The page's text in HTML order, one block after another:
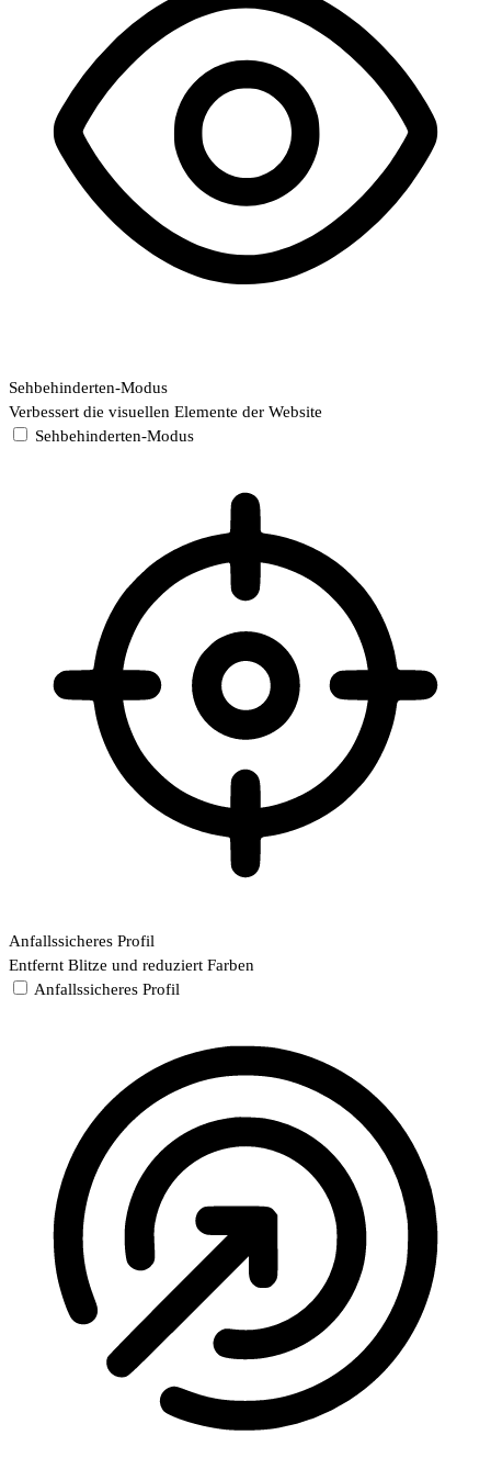
Sehbehinderten-Modus
Verbessert die visuellen Elemente der Website
Sehbehinderten-Modus
Anfallssicheres Profil
Entfernt Blitze und reduziert Farben
Anfallssicheres Profil